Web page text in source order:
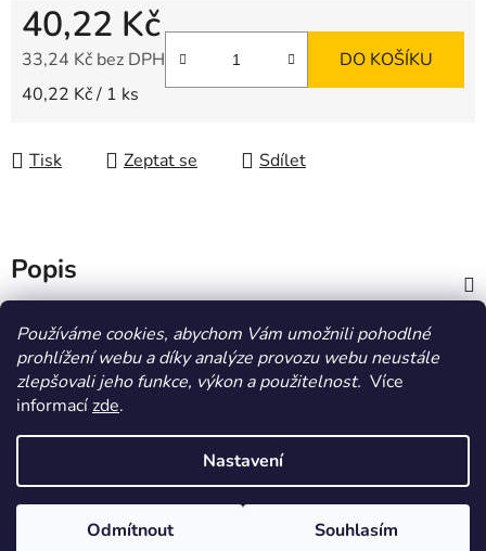
Používáme cookies, abychom Vám umožnili pohodlné
prohlížení webu a díky analýze provozu webu neustále
zlepšovali jeho funkce, výkon a použitelnost. Více
informacízde.
Nastavení
Odmítnout Souhlasím
40,22 Kč
33,24 Kč bez DPH
Měrná cena:
40,22 Kč / 1 ks
DO KOŠÍKU
Tisk Zeptat se Sdílet
Popis
Diskuze
HOMOLA-shop.cz ZDE NAJDETE VÝDEJNÍ MÍSTO
Vytvořil Shoptet
Copyright 2026
. Všechna práva